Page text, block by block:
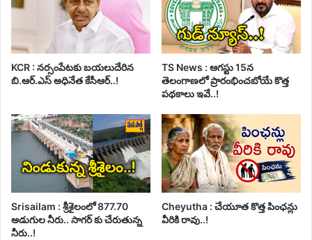
KCR : నర్సంపేటకు బయలుదేరిన
బి.ఆర్.ఎస్ అధినేత కేసీఆర్..!
TS News : ఆగస్టు 15న
తెలంగాణలో ప్రారంభించబోయే కొత్త
పథకాలు ఇవే..!
Srisailam : శ్రీశైలంలో 877.70
అడుగుల నీరు.. సాగర్ కు చేరుతున్న
నీరు..!
Cheyutha : చేయూత కొత్త పింఛన్లు
వీరికి రావు..!